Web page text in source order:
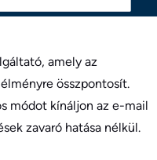
amely az
összpontosít.
módot kínáljon az e-mail
zavaró hatása nélkül.